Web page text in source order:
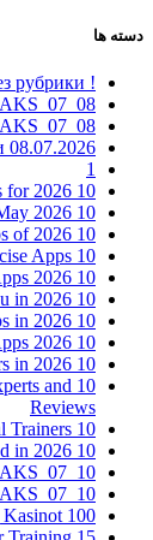
دسته ها
! Без рубрики
08_07_AU_AKS
08_07_ES_AKS
08.07.2026 онлайн казино в россии
1
10 Best AI Fitness Apps: AI-Powered Workout Apps for 2026
10 Best AI Workout Tools May 2026
10 Best Calorie Counting Apps of 2026
10 Best Fitness and Exercise Apps
10 Best Fitness and Exercise Apps 2026
10 Best Nutrition Tracker Apps for a Healthier You in 2026
10 Best Strength Training Apps in 2026
10 Best Weight Loss Apps 2026
10 Best Workout Apps for Beginners in 2026
and
Reviews
10 Best Workout Apps of 2026, Tested by Personal Trainers
10 best workout apps, tried and tested in 2026
10_07_AU_AKS
10_07_IT_AKS
100 Ilmaiskierrosta Ilman Kierrätystä | Kasinot